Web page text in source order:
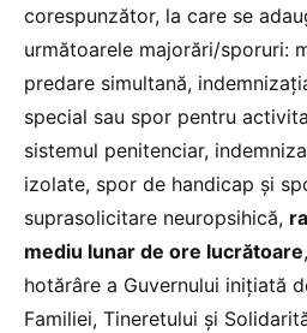
corespunzător, la care se
următoarele majorări/sporuri:
predare simultană,
special sau spor pentru
sistemul penitenciar,
izolate, spor de handicap și
suprasolicitare neuropsihică,
mediu lunar de ore lucrătoare
hotărâre a Guvernului inițiată
Familiei, Tineretului și